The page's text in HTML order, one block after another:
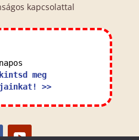
kapcsolattal
meg
>>